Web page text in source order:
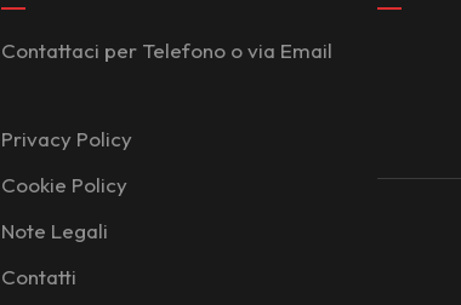
Contattaci per Telefono o via Email
Privacy Policy
Cookie Policy
Note Legali
Contatti